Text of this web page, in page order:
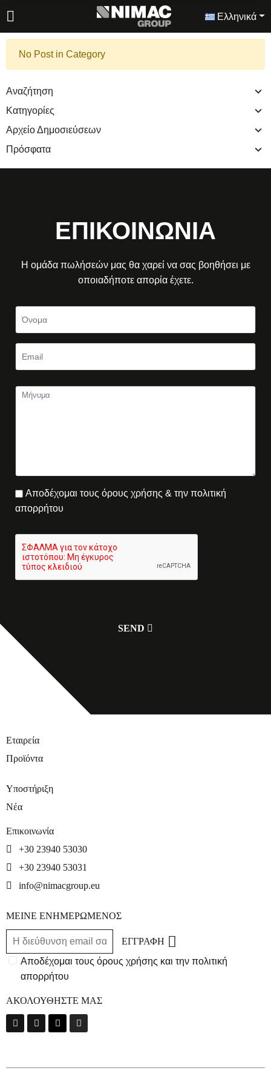
Ελληνικά
No Post in Category
Αναζήτηση
Κατηγορίες
Αρχείο Δημοσιεύσεων
Πρόσφατα
ΕΠΙΚΟΙΝΩΝΙΑ
Η ομάδα πωλήσεών μας θα χαρεί να σας βοηθήσει με
οποιαδήποτε απορία έχετε.
Αποδέχομαι τους όρους χρήσης & την πολιτική
απορρήτου
Εταιρεία
Προϊόντα
Υποστήριξη
Νέα
Επικοινωνία
+30 23940 53030
+30 23940 53031
info@nimacgroup.eu
ΜΕΙΝΕ ΕΝΗΜΕΡΩΜΕΝΟΣ
ΕΓΓΡΑΦΗ
Αποδέχομαι τους όρους χρήσης και την πολιτική
απορρήτου
ΑΚΟΛΟΥΘΗΣΤΕ ΜΑΣ